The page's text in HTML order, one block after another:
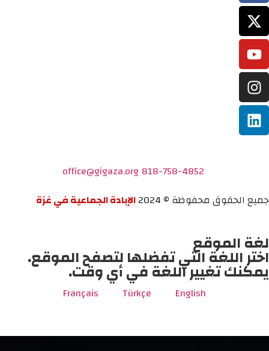
818-758-4852
office@gigaza.org
جميع الحقوق محفوظة © 2024
الإبادة الجماعية في غزة
لغة الموقع
اختر اللغة التي تفضلها لتصفح الموقع.
يمكنك تغيير اللغة في أي وقت.
English
Türkçe
Français